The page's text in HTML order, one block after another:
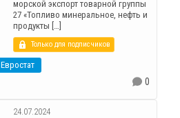
морской экспорт товарной группы
27 «Топливо минеральное, нефть и
продукты […]
Только для подписчиков
Евростат
0
24.07.2024